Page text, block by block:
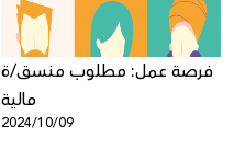
فرصة عمل: مطلوب منسق/ة
مالية
2024/10/09